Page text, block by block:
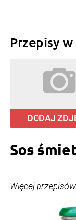
Przepisy
DODAJ
Sos
Więcej